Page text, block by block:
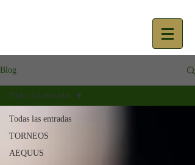
Blog
Todas las entradas
TORNEOS
AEQUUS
Todas las entradas